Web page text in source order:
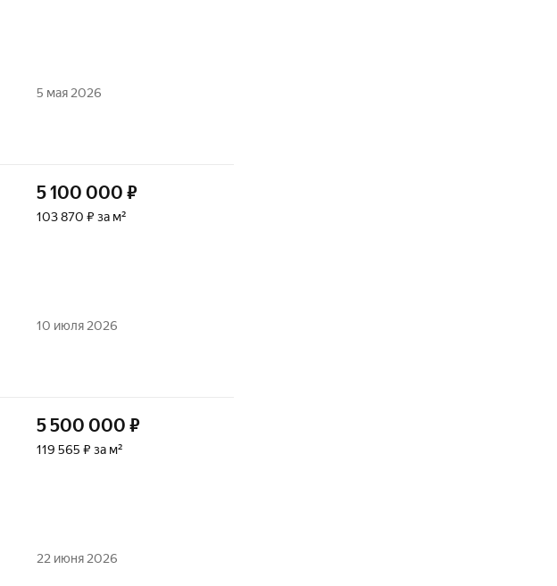
5 мая 2026
5 100 000 ₽
103 870 ₽ за м²
10 июля 2026
5 500 000 ₽
119 565 ₽ за м²
22 июня 2026